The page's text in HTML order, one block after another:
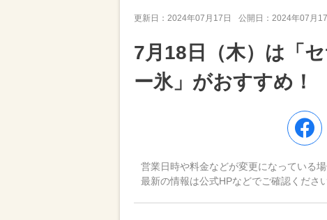
更新日： 2024年07月17日 公開日： 2024年07月
7月18日（木）は「
ー氷」がおすすめ！
営業日時や料金などが変更になっている場
最新の情報は公式HPなどでご確認ください